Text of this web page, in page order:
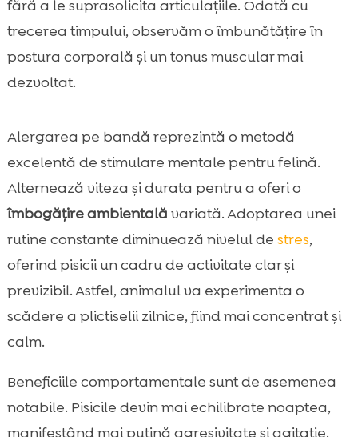
fără a le suprasolicita articulațiile. Odată cu
trecerea timpului, observăm o îmbunătățire în
postura corporală și un tonus muscular mai
dezvoltat.
Alergarea pe bandă reprezintă o metodă
excelentă de stimulare mentale pentru felină.
Alternează viteza și durata pentru a oferi o
îmbogățire ambientală variată. Adoptarea unei
rutine constante diminuează nivelul de stres,
oferind pisicii un cadru de activitate clar și
previzibil. Astfel, animalul va experimenta o
scădere a plictiselii zilnice, fiind mai concentrat și
calm.
Beneficiile comportamentale sunt de asemenea
notabile. Pisicile devin mai echilibrate noaptea,
manifestând mai puțină agresivitate și agitație.